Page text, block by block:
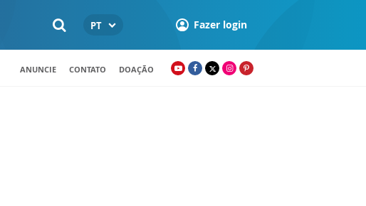
PT Fazer login
ANUNCIE CONTATO DOAÇÃO